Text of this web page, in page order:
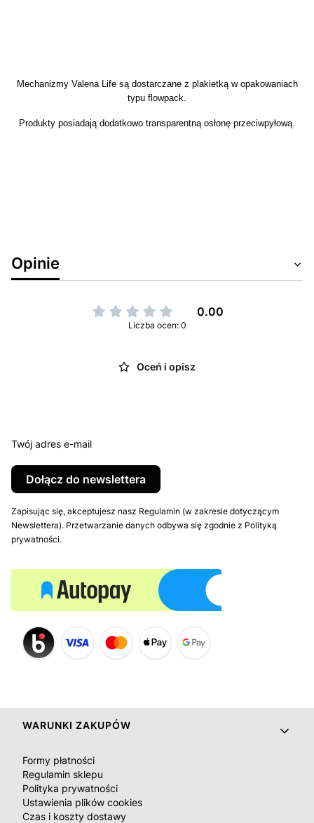
Mechanizmy Valena Life są dostarczane z plakietką w opakowaniach
typu flowpack.
Produkty posiadają dodatkowo transparentną osłonę przeciwpyłową.
Opinie
0.00
Liczba ocen: 0
Oceń i opisz
Twój adres e-mail
Dołącz do newslettera
Zapisując się, akceptujesz nasz Regulamin (w zakresie dotyczącym
Newslettera). Przetwarzanie danych odbywa się zgodnie z Polityką
prywatności.
Linki w stopce
WARUNKI ZAKUPÓW
Formy płatności
Regulamin sklepu
Polityka prywatności
Ustawienia plików cookies
Czas i koszty dostawy